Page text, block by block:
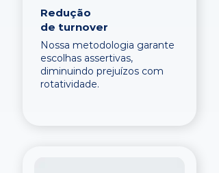
Redução
de turnover
Nossa metodologia garante
escolhas assertivas,
diminuindo prejuízos com
rotatividade.